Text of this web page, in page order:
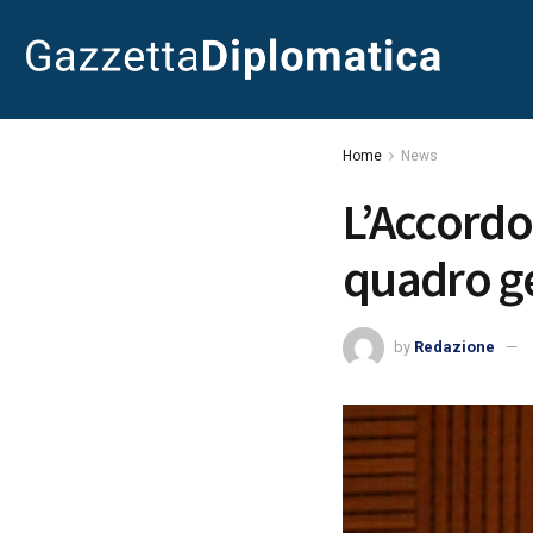
Home News
quadro
by Redazione